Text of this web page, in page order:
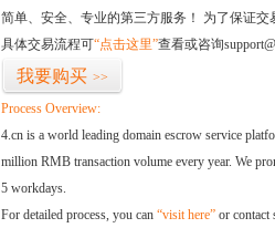
简单、安全、专业的第三方服务！ 为了保证
具体交易流程可“点击这里”查看或咨询
我要购买 >>
Process Overview:
4.cn is a world leading domain escrow service
million RMB transaction volume every year. We
5 workdays.
For detailed process, you can “visit here” or contact